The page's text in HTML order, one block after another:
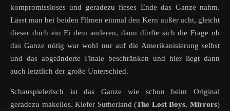
kompromissloses und geradezu fieses Ende das Ganze nahm.
Lässt man bei beiden Filmen einmal den Kern außer acht, gleicht
dieser doch ein Ei dem anderen, dann dürfte sich die Frage ob
das Ganze nötig war wohl nur auf die Amerikanisierung selbst
und das abgeänderte Finale beschränken und hier liegt dann
auch letztlich der große Unterschied.
Schauspielerisch ist das Ganze wie schon beim Original
geradezu makellos. Kiefer Sutherland (The Lost Boys,Mirrors)